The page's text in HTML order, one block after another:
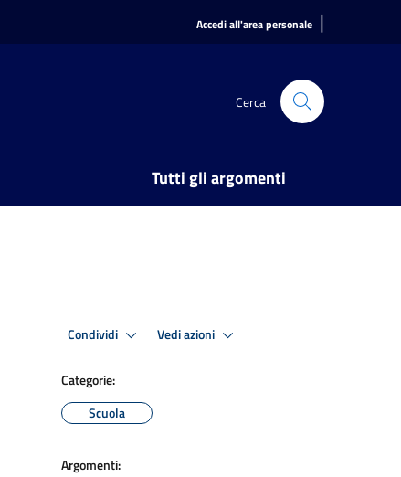
Accedi all'area personale |
Cerca
Tutti gli argomenti
Condividi Vedi azioni
Categorie:
Scuola
Argomenti: